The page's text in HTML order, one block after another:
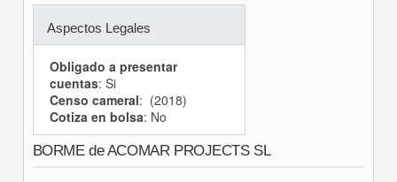
Aspectos Legales
Obligado a presentar
cuentas: Si
Censo cameral: (2018)
Cotiza en bolsa: No
BORME de ACOMAR PROJECTS SL